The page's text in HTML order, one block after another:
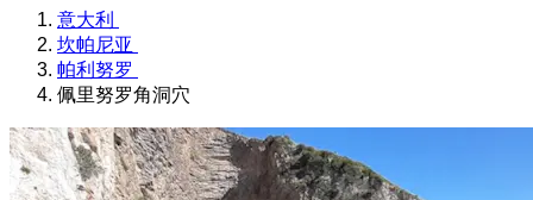
意大利
坎帕尼亚
帕利努罗
佩里努罗角洞穴